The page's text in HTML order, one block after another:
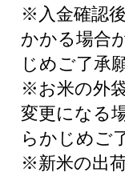
※入金確認
かかる場合
じめご了承
※お米の外
変更になる
らかじめご
※新米の出